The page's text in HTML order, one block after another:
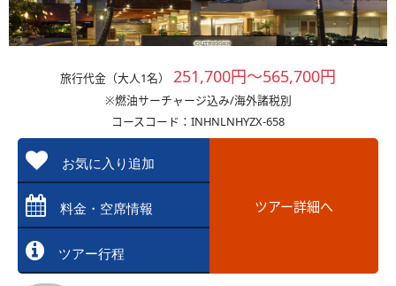
旅行代金（大人1名） 251,700円～565,700円
※燃油サーチャージ込み/海外諸税別
コースコード：INHNLNHYZX-658
お気に入り追加
料金・空席情報
ツアー行程
ツアー詳細へ